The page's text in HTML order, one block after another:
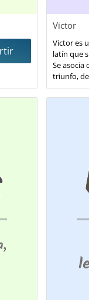
Victor
Victor es
latín que
Se asocia
triunfo,